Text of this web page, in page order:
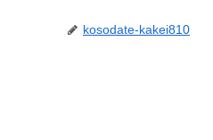
kosodate-kakei810